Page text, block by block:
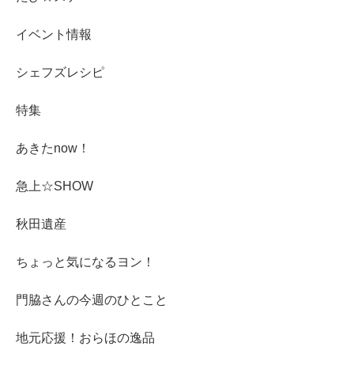
イベント情報
シェフズレシピ
特集
あきたnow！
急上☆SHOW
秋田遺産
ちょっと気になるヨン！
門脇さんの今週のひとこと
地元応援！おらほの逸品